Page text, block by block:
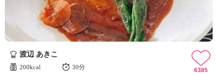
渡辺 あきこ
200kcal
30分
6385